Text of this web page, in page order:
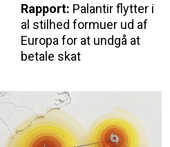
Rapport: Palantir flytter i
al stilhed formuer ud af
Europa for at undgå at
betale skat